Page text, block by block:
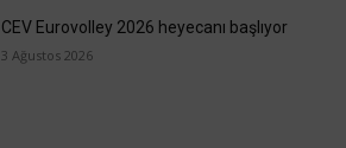
CEV Eurovolley 2026 heyecanı başlıyor
3 Ağustos 2026